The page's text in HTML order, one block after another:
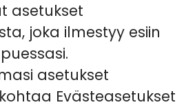
asetukset
joka ilmestyy esiin
asetukset
Evästeasetukset